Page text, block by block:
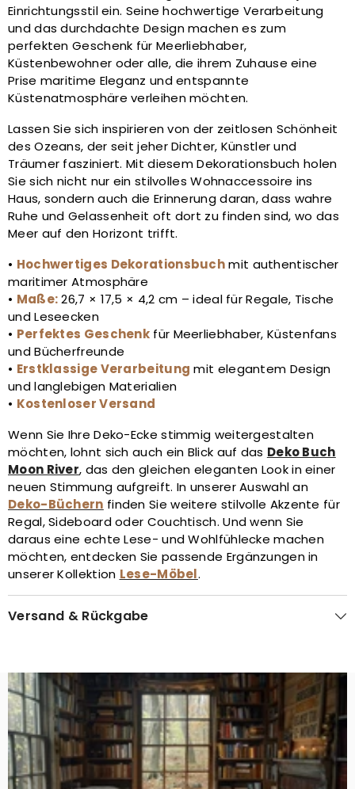
Einrichtungsstil ein. Seine hochwertige Verarbeitung
und das durchdachte Design machen es zum
perfekten Geschenk für Meerliebhaber,
Küstenbewohner oder alle, die ihrem Zuhause eine
Prise maritime Eleganz und entspannte
Küstenatmosphäre verleihen möchten.
Lassen Sie sich inspirieren von der zeitlosen Schönheit
des Ozeans, der seit jeher Dichter, Künstler und
Träumer fasziniert. Mit diesem Dekorationsbuch holen
Sie sich nicht nur ein stilvolles Wohnaccessoire ins
Haus, sondern auch die Erinnerung daran, dass wahre
Ruhe und Gelassenheit oft dort zu finden sind, wo das
Meer auf den Horizont trifft.
• Hochwertiges Dekorationsbuchmit authentischer
maritimer Atmosphäre
• Maße:26,7 × 17,5 × 4,2 cm – ideal für Regale, Tische
und Leseecken
• Perfektes Geschenk für Meerliebhaber, Küstenfans
und Bücherfreunde
• Erstklassige Verarbeitung mit elegantem Design
und langlebigen Materialien
• Kostenloser Versand
Wenn Sie Ihre Deko-Ecke stimmig weitergestalten
möchten, lohnt sich auch ein Blick auf das Deko Buch
Moon River, das den gleichen eleganten Look in einer
neuen Stimmung aufgreift. In unserer Auswahl an
Deko-Büchern finden Sie weitere stilvolle Akzente für
Regal, Sideboard oder Couchtisch. Und wenn Sie
daraus eine echte Lese- und Wohlfühlecke machen
möchten, entdecken Sie passende Ergänzungen in
unserer Kollektion Lese-Möbel.
Versand & Rückgabe